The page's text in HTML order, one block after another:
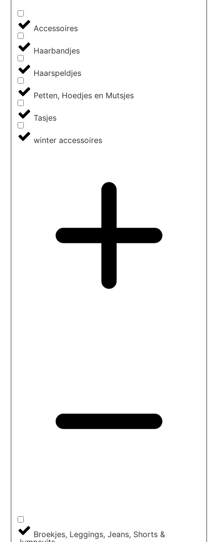
Accessoires
Haarbandjes
Haarspeldjes
Petten, Hoedjes en Mutsjes
Tasjes
winter accessoires
Broekjes, Leggings, Jeans, Shorts &